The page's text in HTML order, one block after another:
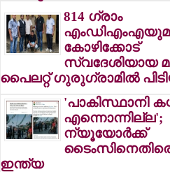
814 ഗ്രാം
കോഴിക്കോട്
സ്വദേശിയായ
പൈലറ്റ് ഗുരുഗ്രാമില്‍
'പാകിസ്ഥാനി
എന്നൊന്നില്ല';
ന്യൂയോര്‍ക്ക്
ഇന്ത്യ